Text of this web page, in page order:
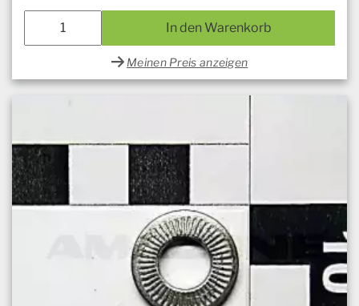
In den Warenkorb
Meinen Preis anzeigen